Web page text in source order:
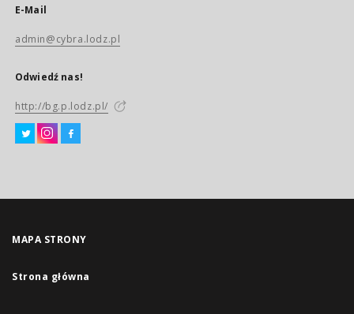
E-Mail
admin@cybra.lodz.pl
Odwiedź nas!
http://bg.p.lodz.pl/
MAPA STRONY
Strona główna